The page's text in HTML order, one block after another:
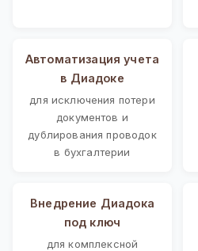
Автоматизация учета
в Диадоке
для исключения потери
документов и
дублирования проводок
в бухгалтерии
Внедрение Диадока
под ключ
для комплексной